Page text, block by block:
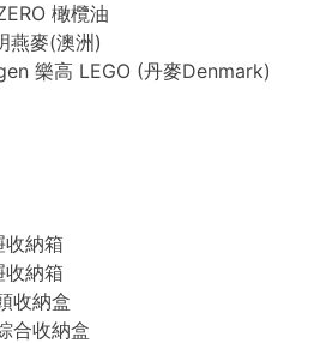
橄欖油
燕麥(澳洲)
樂高 LEGO (丹麥Denmark)
納箱
納箱
收納盒
合收納盒